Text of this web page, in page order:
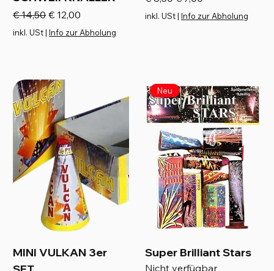
Standardpreis
€ 14,50 Sale-Preis
€ 12,00
inkl. USt| Info zur Abholung
inkl. USt| Info zur Abholung
MINI VULKAN 3er
Neu
Super Brilliant Stars
Nicht verfügbar